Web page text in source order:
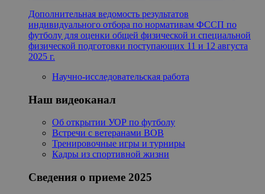
Дополнительная ведомость результатов
индивидуального отбора по нормативам ФССП по
футболу для оценки общей физической и специальной
физической подготовки поступающих 11 и 12 августа
2025 г.
Научно-исследовательская работа
Наш видеоканал
Об открытии УОР по футболу
Встречи с ветеранами ВОВ
Тренировочные игры и турниры
Кадры из спортивной жизни
Сведения о приеме 2025